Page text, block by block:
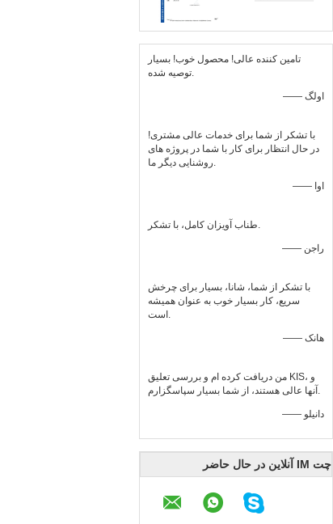
تامین کننده عالی! محصول خوب! بسیار
توصیه شده.
—— اولگ
با تشکر از شما برای خدمات عالی مشتری!
در حال انتظار برای کار با شما در پروژه های
روشنایی دیگر ما.
—— اوا
طناب آویزان کامل، با تشکر.
—— راجن
با تشکر از شما، شانا، بسیار برای چرخش
سریع، کار بسیار خوب به عنوان همیشه
است.
—— هانک
من دریافت کرده ام و بررسی تعلیق KIS، و
آنها عالی هستند، از شما بسیار سپاسگزارم.
—— دانیلو
چت IM آنلاین در حال حاضر